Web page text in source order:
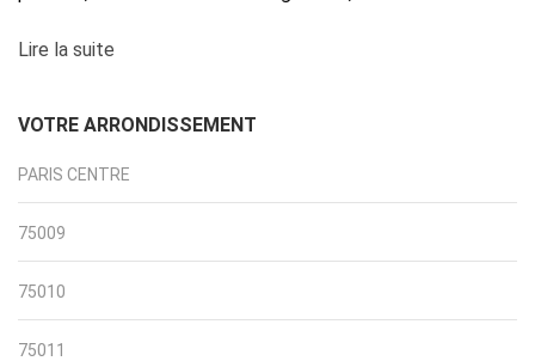
Lire la suite
VOTRE ARRONDISSEMENT
PARIS CENTRE
75009
75010
75011